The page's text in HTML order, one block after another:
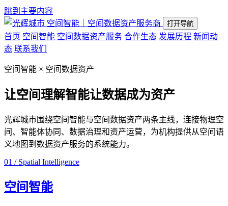
跳到主要内容
空间智能｜空间数据资产服务商
打开导航
首页 空间智能 空间数据资产服务 合作生态 发展历程 新闻动
态 联系我们
空间智能 × 空间数据资产
让空间理解智能让数据成为资产
光辉城市围绕空间智能与空间数据资产两条主线，连接物理空
间、智能体协同、数据治理和资产运营，为机构提供从空间语
义地图到数据资产服务的系统能力。
01 / Spatial Intelligence
空间智能